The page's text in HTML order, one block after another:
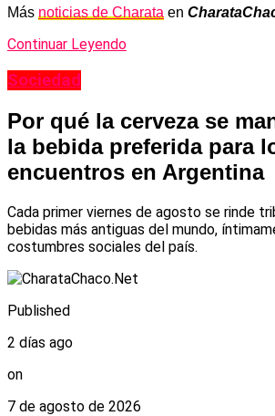
Más noticias de Charata en
Continuar Leyendo
Sociedad
Por qué la cerveza se
la bebida preferida para
encuentros en Argentina
Cada primer viernes de agosto se rinde
bebidas más antiguas del mundo,
costumbres sociales del país.
Published
2 días ago
on
7 de agosto de 2026